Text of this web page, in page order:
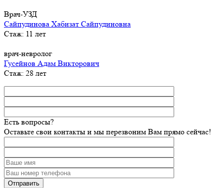
Врач-УЗД
Сайпудинова Хабизат Сайпудиновна
Стаж: 11 лет
врач-невролог
Гусейнов Адам Викторович
Стаж: 28 лет
Есть вопросы?
Оставьте свои контакты и мы перезвоним Вам прямо сейчас!